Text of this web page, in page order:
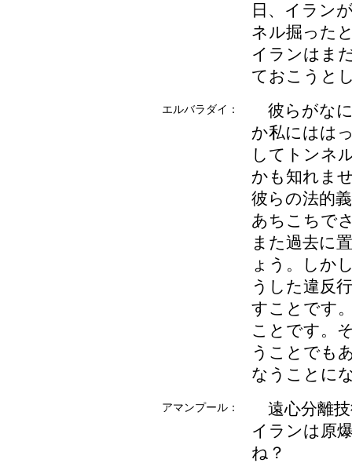
日、イラン
ネル掘った
イランはま
ておこうと
エルバラダイ：
彼らがな
か私にはは
してトンネ
かも知れま
彼らの法的
あちこちで
また過去に
ょう。しか
うした違反
すことです
ことです。
うことでも
なうことに
アマンプール：
遠心分離
イランは原
ね？